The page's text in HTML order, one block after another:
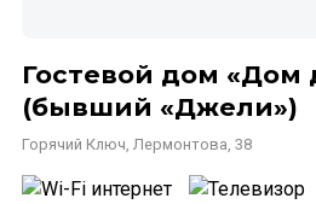
Гостевой дом «Дом
(бывший «Джели»)
Горячий Ключ, Лермонтова, 38